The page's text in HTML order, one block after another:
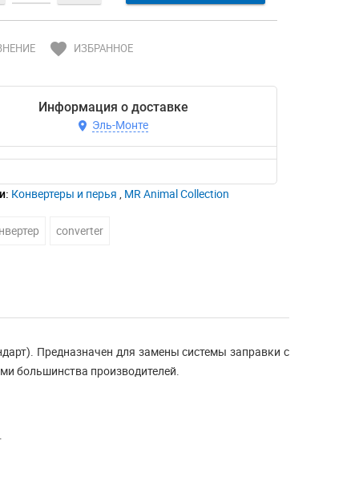
favorite ИЗБРАННОЕ
Информация о доставке
Эль-Монте
Конвертеры и перья MR Animal Collection
converter
Предназначен для замены системы заправки с
большинства производителей.